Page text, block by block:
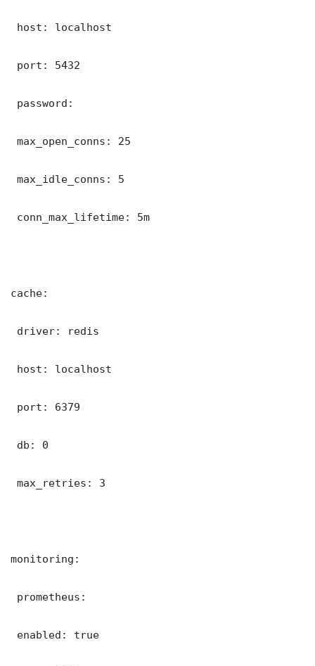
host: localhost
port: 5432
password:
max_open_conns: 25
max_idle_conns: 5
conn_max_lifetime: 5m
cache:
driver: redis
host: localhost
port: 6379
db: 0
max_retries: 3
monitoring:
prometheus:
enabled: true